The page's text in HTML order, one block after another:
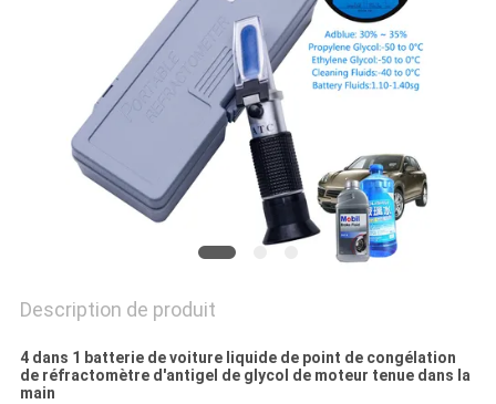
POLICY
Description de produit
4 dans 1 batterie de voiture liquide de point de congélation
de réfractomètre d'antigel de glycol de moteur tenue dans la
main